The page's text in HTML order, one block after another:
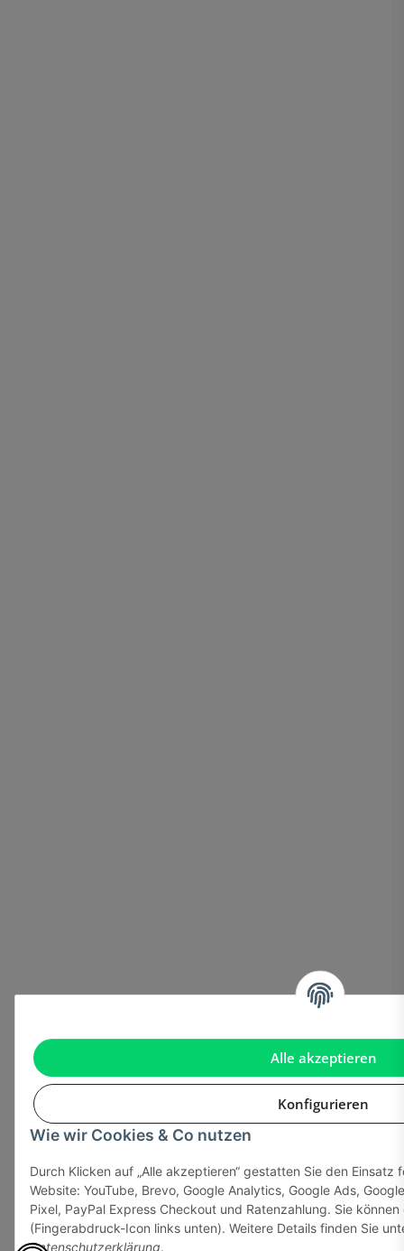
Alle akzeptieren
Konfigurieren
Wie wir Cookies & Co nutzen
Durch Klicken auf „Alle akzeptieren“ gestatten Sie den Einsatz
Website: YouTube, Brevo, Google Analytics, Google Ads,
Pixel, PayPal Express Checkout und Ratenzahlung. Sie
(Fingerabdruck-Icon links unten). Weitere Details finden Sie
Datenschutzerklärung.